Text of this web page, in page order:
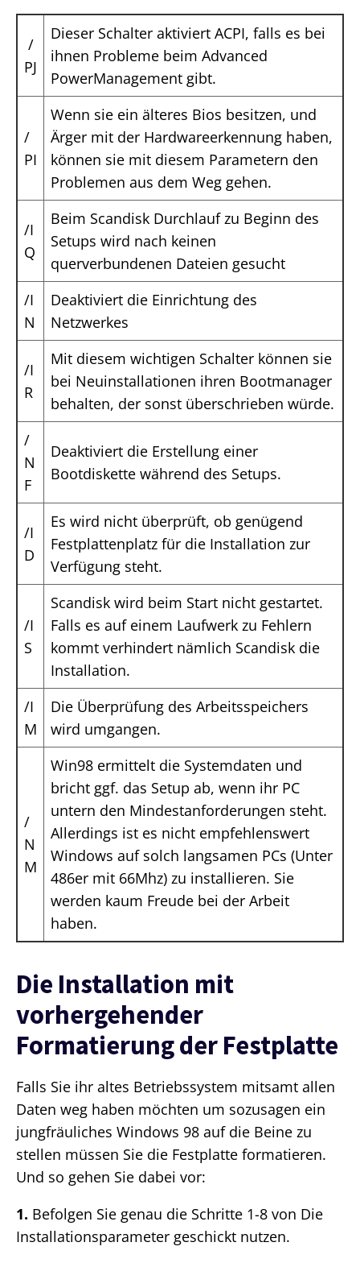
/
PJ
Dieser Schalter aktiviert ACPI, falls es bei
ihnen Probleme beim Advanced
PowerManagement gibt.
/
PI
Wenn sie ein älteres Bios besitzen, und
Ärger mit der Hardwareerkennung haben,
können sie mit diesem Parametern den
Problemen aus dem Weg gehen.
/I
Q
Beim Scandisk Durchlauf zu Beginn des
Setups wird nach keinen
querverbundenen Dateien gesucht
/I
N
Deaktiviert die Einrichtung des
Netzwerkes
/I
R
Mit diesem wichtigen Schalter können sie
bei Neuinstallationen ihren Bootmanager
behalten, der sonst überschrieben würde.
/
N
F
Deaktiviert die Erstellung einer
Bootdiskette während des Setups.
/I
D
Es wird nicht überprüft, ob genügend
Festplattenplatz für die Installation zur
Verfügung steht.
/I
S
Scandisk wird beim Start nicht gestartet.
Falls es auf einem Laufwerk zu Fehlern
kommt verhindert nämlich Scandisk die
Installation.
/I
M
Die Überprüfung des Arbeitsspeichers
wird umgangen.
/
N
M
Win98 ermittelt die Systemdaten und
bricht ggf. das Setup ab, wenn ihr PC
untern den Mindestanforderungen steht.
Allerdings ist es nicht empfehlenswert
Windows auf solch langsamen PCs (Unter
486er mit 66Mhz) zu installieren. Sie
werden kaum Freude bei der Arbeit
haben.
Die Installation mit
vorhergehender
Formatierung der Festplatte
Falls Sie ihr altes Betriebssystem mitsamt allen
Daten weg haben möchten um sozusagen ein
jungfräuliches Windows 98 auf die Beine zu
stellen müssen Sie die Festplatte formatieren.
Und so gehen Sie dabei vor:
1. Befolgen Sie genau die Schritte 1-8 von Die
Installationsparameter geschickt nutzen.